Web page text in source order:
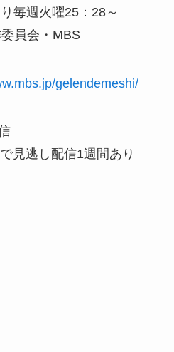
毎週火曜25：28～
員会・MBS
gelendemeshi/
見逃し配信1週間あり